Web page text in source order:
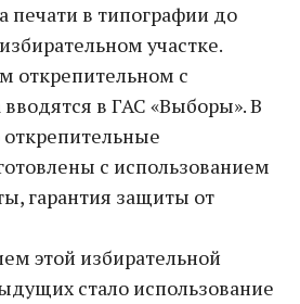
печати в типографии до
участке.
открепительном с
в ГАС «Выборы». В
с использованием
гарантия защиты от
этой избирательной
стало использование